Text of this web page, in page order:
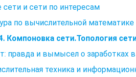
и сети по интересам
по вычислительной математике
Компоновка сети.Топология
правда и вымысел о заработках
техника и